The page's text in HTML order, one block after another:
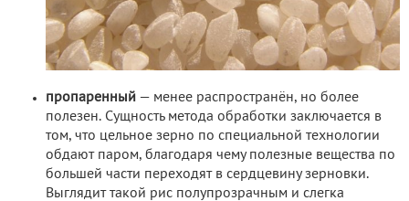
пропаренный — менее распространён, но более
полезен. Сущность метода обработки заключается в
том, что цельное зерно по специальной технологии
обдают паром, благодаря чему полезные вещества по
большей части переходят в сердцевину зерновки.
Выглядит такой рис полупрозрачным и слегка